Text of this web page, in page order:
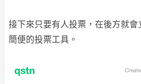
接下來只要有人投票，在後方就
簡便的投票工具。